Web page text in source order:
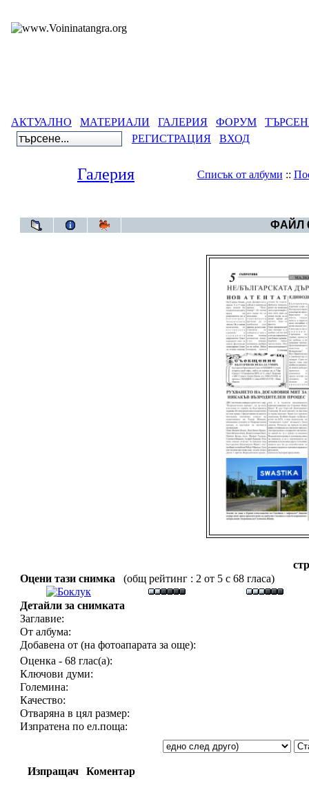
АКТУАЛНО МАТЕРИАЛИ ГАЛЕРИЯ ФОРУМ
РЕГИСТРАЦИЯ
ВХОД
Галерия Списък от албуми ::
ФАЙЛ
Оцени тази снимка
(общ рейтинг : 2 от 5 с 68 гласа)
Детайли за снимката
Заглавие:
От албума:
Добавена от (на фотоапарата за още):
Оценка - 68 глас(а):
Ключови думи:
Големина:
Качество:
Отваряна в цял размер:
Изпратена по ел.поща:
Изпращач Коментар